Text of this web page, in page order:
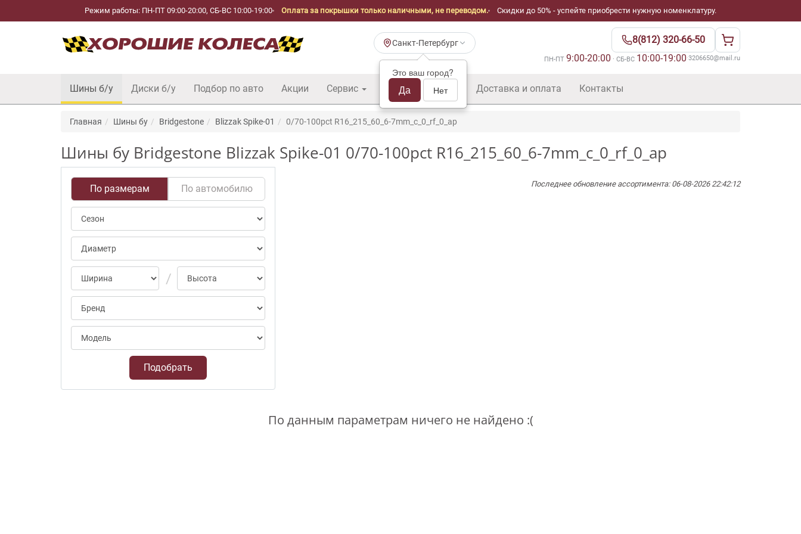
Режим работы: ПН-ПТ 09:00-20:00, СБ-ВС 10:00-19:00 Оплата за покрышки только наличными, не переводом. Скидки до 50% - успейте приобрести нужную номенклатуру.
Санкт-Петербург
Это ваш город?
Да Нет
8(812) 320-66-50
ПН-ПТ 9:00-20:00 · СБ-ВС 10:00-19:00·3206650@mail.ru
Шины б/у Диски б/у Подбор по авто Акции Сервис Шины б/у оптом Доставка и оплата Контакты
Главная Шины бу Bridgestone Blizzak Spike-01 0/70-100pct R16_215_60_6-7mm_c_0_rf_0_ap
Шины бу Bridgestone Blizzak Spike-01 0/70-100pct R16_215_60_6-7mm_c_0_rf_0_ap
По размерам По автомобилю
Подобрать
Последнее обновление ассортимента: 06-08-2026 22:42:12
По данным параметрам ничего не найдено :(